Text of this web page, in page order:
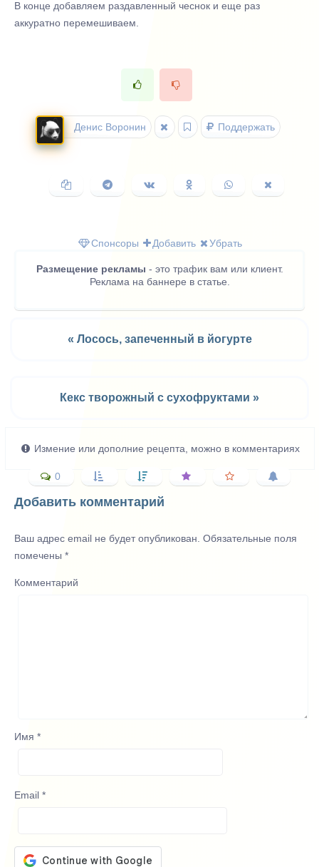
В конце добавляем раздавленный чеснок и еще раз
аккуратно перемешиваем.
Денис Воронин Поддержать
Копировать
ссылку
Поделиться
в
Поделиться
ВКонтакте
Поделиться
в
Поделиться
в
в
Спонсоры
Добавить Убрать
Размещение рекламы - это трафик вам или клиент.
Реклама на баннере в статье.
« Лосось, запеченный в йогурте
Кекс творожный с сухофруктами »
Измение или дополние рецепта, можно в комментариях
0
Добавить комментарий
Ваш адрес email не будет опубликован. Обязательные поля
помечены *
Комментарий
Имя *
Email *